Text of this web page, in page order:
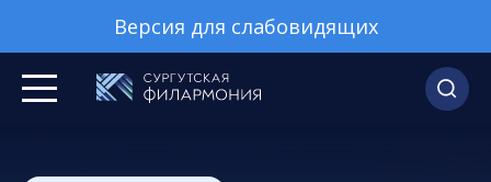
Версия для слабовидящих